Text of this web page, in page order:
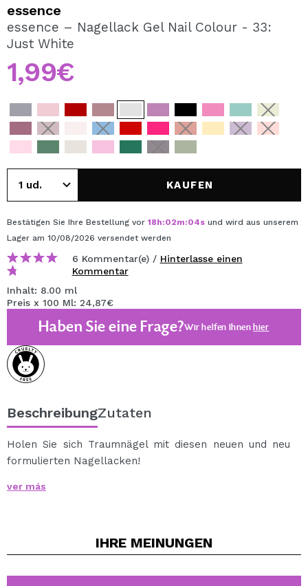
REGISTRIEREN
Durch die Erstellung eines Kontos bei Maquillalia.de
können Sie Ihre Einkäufe schnell tätigen, den Status Ihrer
Bestellungen überprüfen und Ihre bisherigen Vorgänge
einsehen.
BENUTZERKONTO ERSTELLEN
essence
essence – Nagellack Gel Nail Colour - 33:
Just White
1,99€
KAUFEN
Bestätigen Sie Ihre Bestellung vor 18h:02m:04s und wird aus unserem
Lager am 10/08/2026 versendet werden
6 Kommentar(e) / Hinterlasse einen
Kommentar
Inhalt: 8.00 ml
Preis x 100 Ml: 24,87€
Haben Sie eine Frage?Wir helfen Ihnenhier
BeschreibungZutaten
Holen Sie sich Traumnägel mit diesen neuen und neu
formulierten Nagellacken!
Pigmentierung und fantastischen Glanz.
Maniküre zu erzielen, die auf den neuesten Trends
Mit diesen ultraschnell trocknenden Nagellacken
ver más
IHRE MEINUNGEN